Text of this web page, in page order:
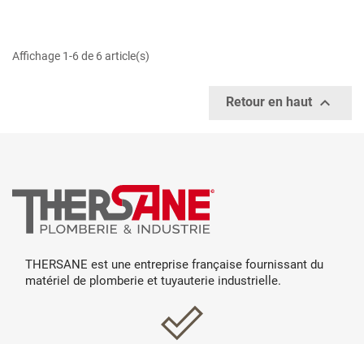
Affichage 1-6 de 6 article(s)
Retour en haut 
THERSANE est une entreprise française fournissant du
matériel de plomberie et tuyauterie industrielle.